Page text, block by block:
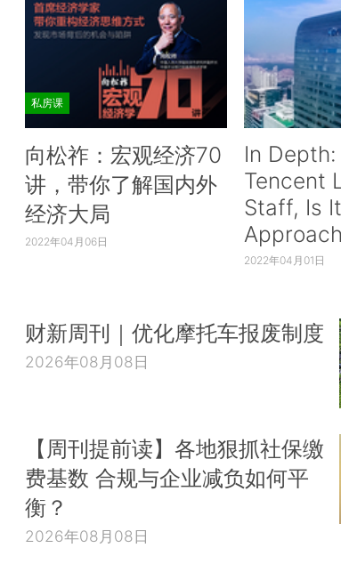
私房课
向松祚：宏观经济70
讲，带你了解国内外
经济大局
2022年04月06日
In Depth:
Tencent
Staff, Is
2022年04月01日
财新周刊｜优化摩托车报废制度
2026年08月08日
【周刊提前读】各地狠抓社保缴
费基数 合规与企业减负如何平
衡？
2026年08月08日